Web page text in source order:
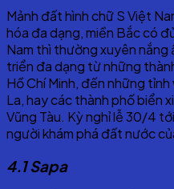
Mảnh đất hình chữ S Việt
hóa đa dạng, miền Bắc có
Nam thì thường xuyên nắng
triển đa dạng từ những
Hồ Chí Minh, đến những
La, hay các thành phố biển
Vũng Tàu. Kỳ nghỉ lễ 30/4
người khám phá đất nước
4.1 Sapa